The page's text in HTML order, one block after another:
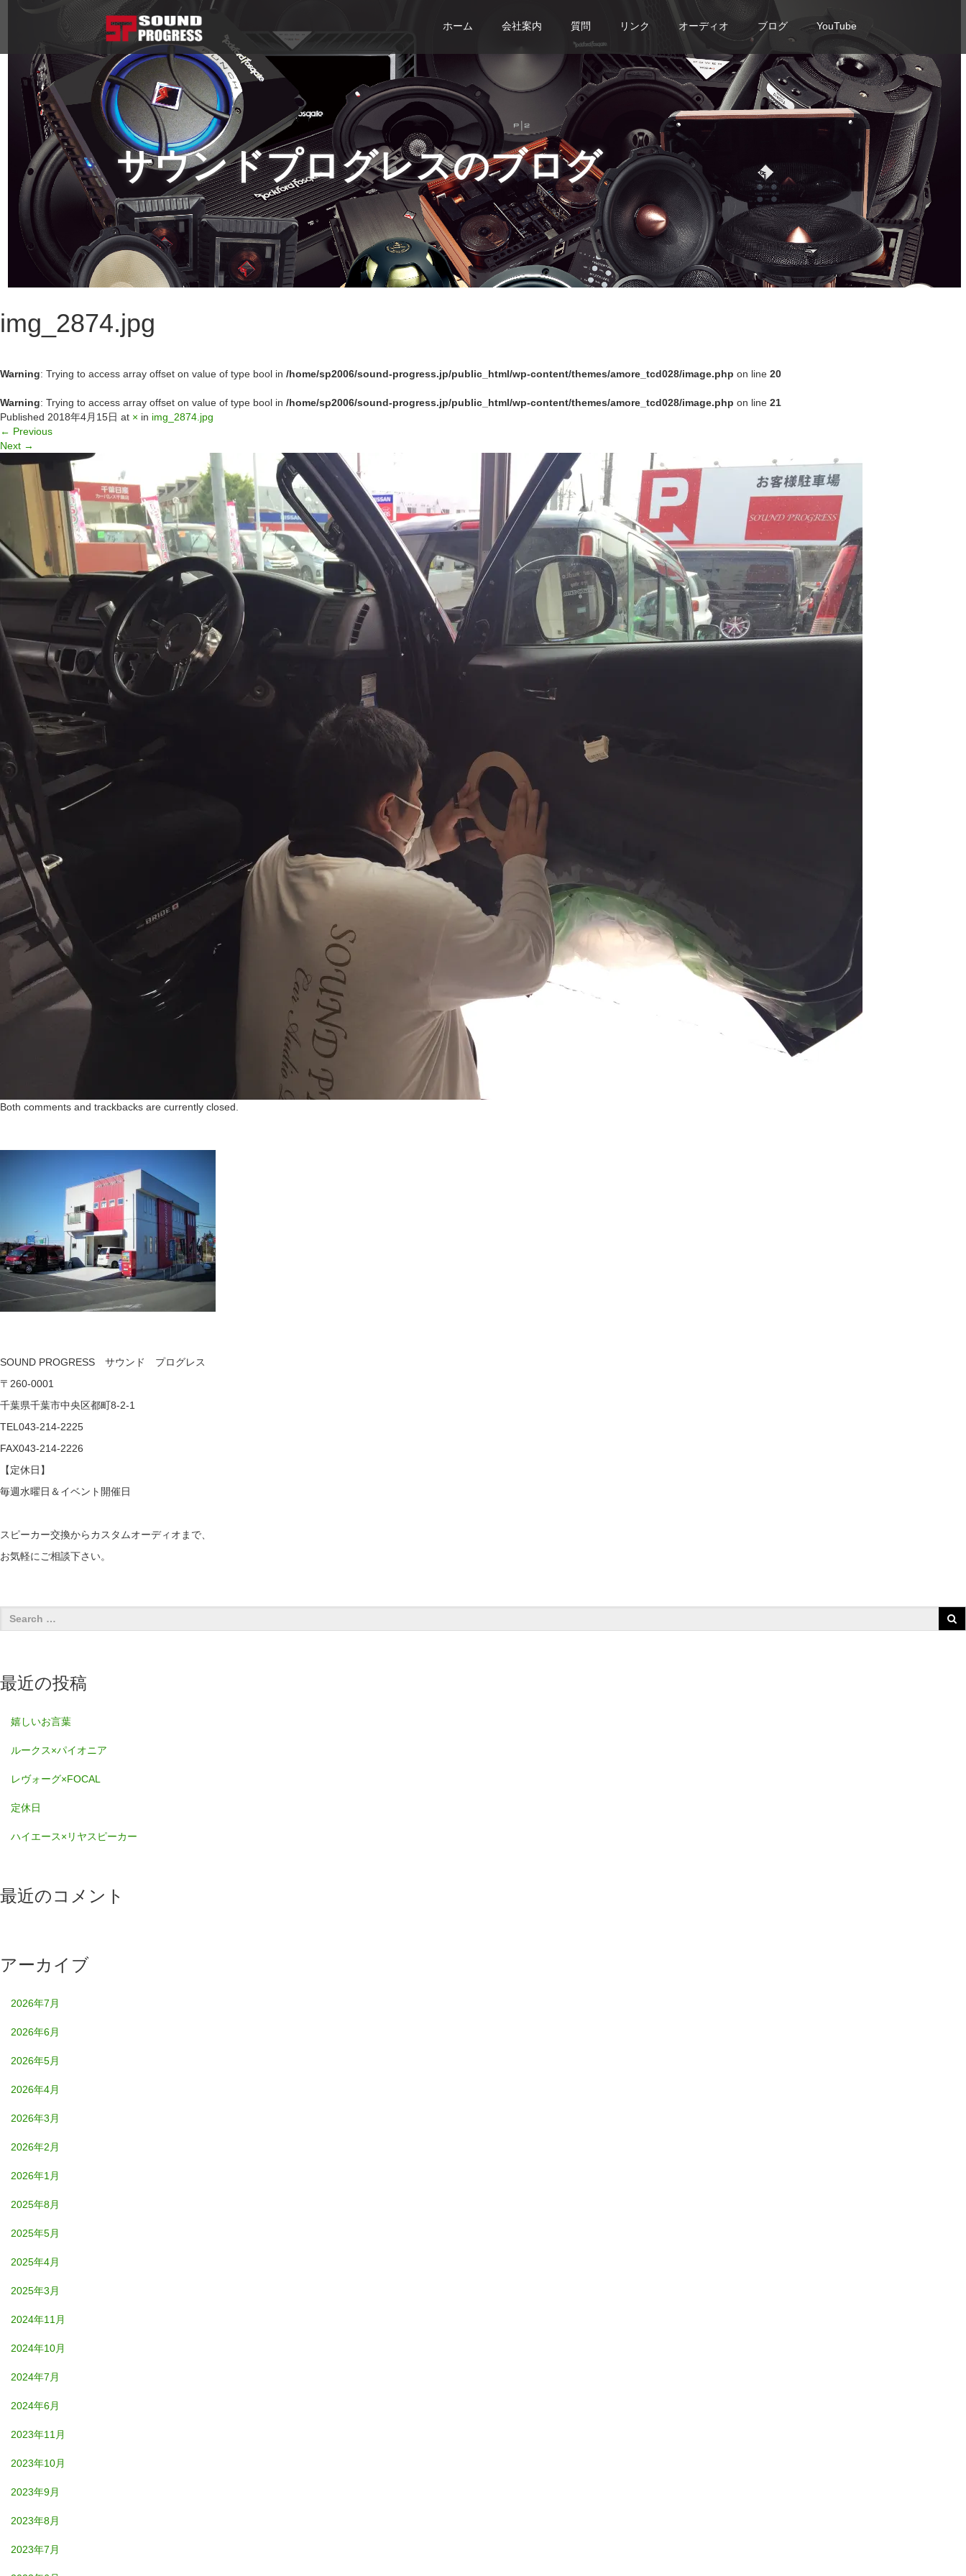
ホーム 会社案内 質問 リンク オーディオ ブログ YouTube
サウンドプログレスのブログ
img_2874.jpg
Warning: Trying to access array offset on value of type bool in /home/sp2006/sound-progress.jp/public_html/wp-content/themes/amore_tcd028/image.php on line 20
Warning: Trying to access array offset on value of type bool in /home/sp2006/sound-progress.jp/public_html/wp-content/themes/amore_tcd028/image.php on line 21
Published 2018年4月15日 at × in img_2874.jpg
← Previous
Next →
Both comments and trackbacks are currently closed.
SOUND PROGRESS サウンド プログレス
〒260-0001
千葉県千葉市中央区都町8-2-1
TEL043-214-2225
FAX043-214-2226
【定休日】
毎週水曜日＆イベント開催日
スピーカー交換からカスタムオーディオまで、
お気軽にご相談下さい。
最近の投稿
嬉しいお言葉
ルークス×パイオニア
レヴォーグ×FOCAL
定休日
ハイエース×リヤスピーカー
最近のコメント
アーカイブ
2026年7月
2026年6月
2026年5月
2026年4月
2026年3月
2026年2月
2026年1月
2025年8月
2025年5月
2025年4月
2025年3月
2024年11月
2024年10月
2024年7月
2024年6月
2023年11月
2023年10月
2023年9月
2023年8月
2023年7月